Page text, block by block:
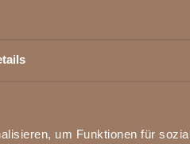
um Funktionen für